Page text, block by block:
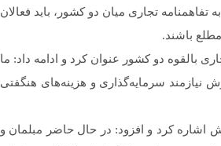
تفاهمنامه تجاری میان دو کشور، باید فعالان
باشند.
بالقوه دو کشور عنوان کرد و ادامه داد: ما
نیازمند سرمایه‌گذاری و هزینه‌های هنگفتی
اشاره کرد و افزود: در حال حاضر مبلمان و